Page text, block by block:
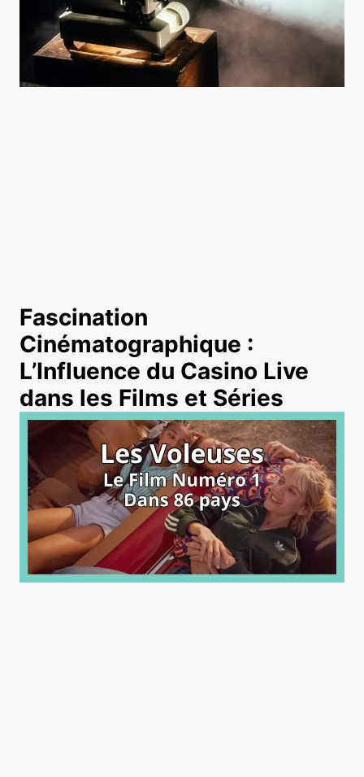
Fascination
Cinématographique :
L’Influence du Casino Live
dans les Films et Séries